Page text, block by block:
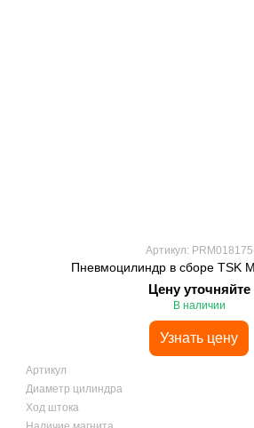
Артикул: PRM018175
Пневмоцилиндр в сборе TSK
Цену уточняйте
В наличии
Узнать цену
Артикул
Диаметр цилиндра
Ход штока